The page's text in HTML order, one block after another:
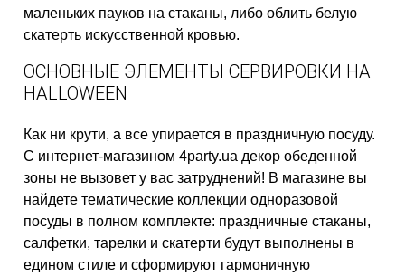
маленьких пауков на стаканы, либо облить белую
скатерть искусственной кровью.
ОСНОВНЫЕ ЭЛЕМЕНТЫ СЕРВИРОВКИ НА
HALLOWEEN
Как ни крути, а все упирается в праздничную посуду.
С интернет-магазином 4party.ua декор обеденной
зоны не вызовет у вас затруднений! В магазине вы
найдете тематические коллекции одноразовой
посуды в полном комплекте: праздничные стаканы,
салфетки, тарелки и скатерти будут выполнены в
едином стиле и сформируют гармоничную